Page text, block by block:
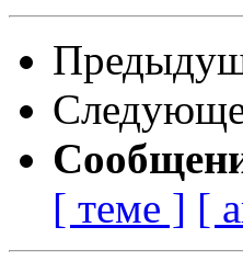
[ теме ] [